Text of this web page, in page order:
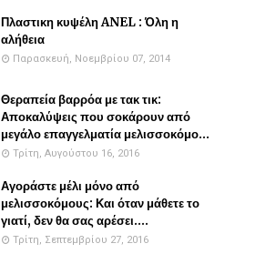
Πλαστικη κυψέλη ANEL : Όλη η
αλήθεια
Παρασκευή, Νοεμβρίου 07, 2014
Θεραπεία βαρρόα με τακ τικ:
Αποκαλύψεις που σοκάρουν από
μεγάλο επαγγελματία μελισσοκόμο...
Τρίτη, Αυγούστου 16, 2016
Αγοράστε μέλι μόνο από
μελισσοκόμους: Και όταν μάθετε το
γιατί, δεν θα σας αρέσει....
Τρίτη, Σεπτεμβρίου 27, 2016